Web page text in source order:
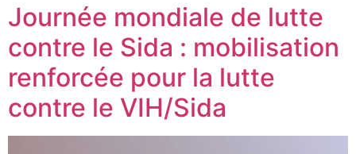
Journée mondiale de lutte
contre le Sida : mobilisation
renforcée pour la lutte
contre le VIH/Sida